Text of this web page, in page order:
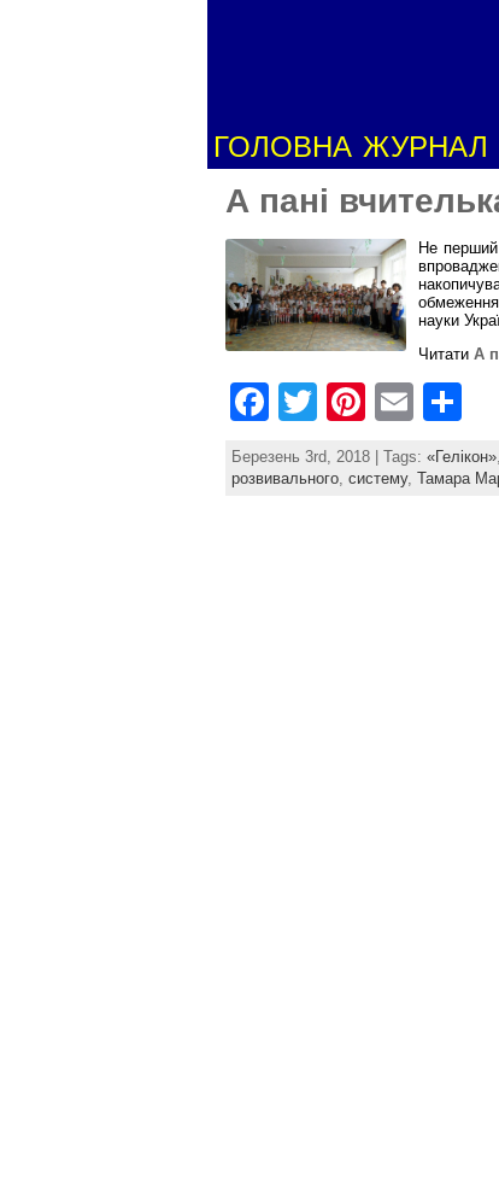
ГОЛОВНА ЖУРНАЛ
А пані
Не перший
науки
Читати А
F
c
T
w
itt
Pi
nt
er
E
m
ai
h
ar
Березень 3rd, 2018 | Tags: «Гелікон»
розвивального систему, Тамара